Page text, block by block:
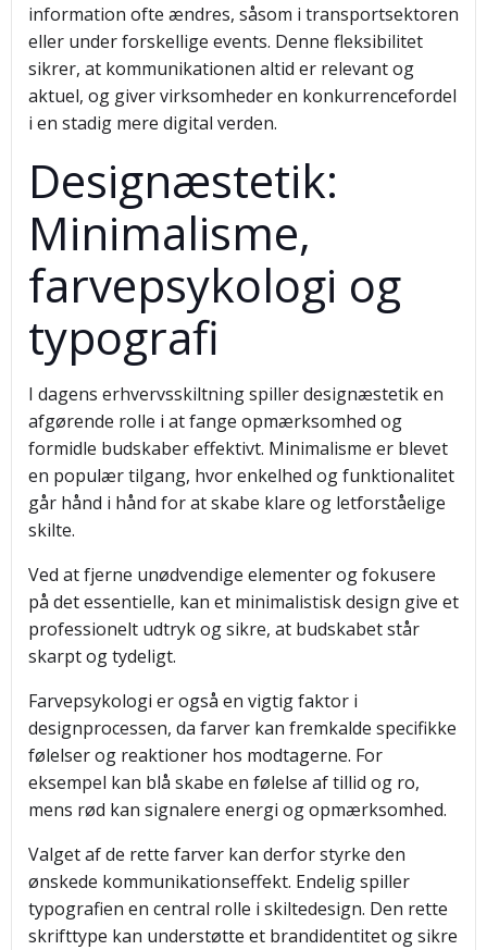
information ofte ændres, såsom i transportsektoren
eller under forskellige events. Denne fleksibilitet
sikrer, at kommunikationen altid er relevant og
aktuel, og giver virksomheder en konkurrencefordel
i en stadig mere digital verden.
Designæstetik:
Minimalisme,
farvepsykologi og
typografi
I dagens erhvervsskiltning spiller designæstetik en
afgørende rolle i at fange opmærksomhed og
formidle budskaber effektivt. Minimalisme er blevet
en populær tilgang, hvor enkelhed og funktionalitet
går hånd i hånd for at skabe klare og letforståelige
skilte.
Ved at fjerne unødvendige elementer og fokusere
på det essentielle, kan et minimalistisk design give et
professionelt udtryk og sikre, at budskabet står
skarpt og tydeligt.
Farvepsykologi er også en vigtig faktor i
designprocessen, da farver kan fremkalde specifikke
følelser og reaktioner hos modtagerne. For
eksempel kan blå skabe en følelse af tillid og ro,
mens rød kan signalere energi og opmærksomhed.
Valget af de rette farver kan derfor styrke den
ønskede kommunikationseffekt. Endelig spiller
typografien en central rolle i skiltedesign. Den rette
skrifttype kan understøtte et brandidentitet og sikre